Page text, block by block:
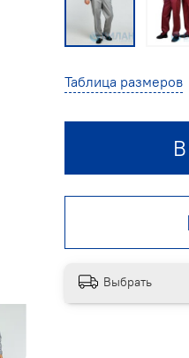
Таблица размеров
Выбрать